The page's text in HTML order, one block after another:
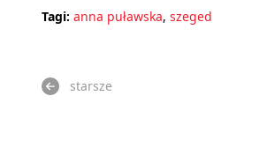
Tagi: anna puławska, szeged
starsze